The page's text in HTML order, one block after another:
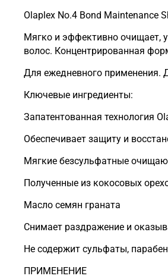
Olaplex No.4 Bond Maintenance
Мягко и эффективно очищает,
волос. Концентрированная
Для ежедневного применения.
Ключевые ингредиенты:
Запатентованная технология
Обеспечивает защиту и
Мягкие безсульфатные
Полученные из кокосовых
Масло семян граната
Снимает раздражение и
Не содержит сульфаты,
ПРИМЕНЕНИЕ